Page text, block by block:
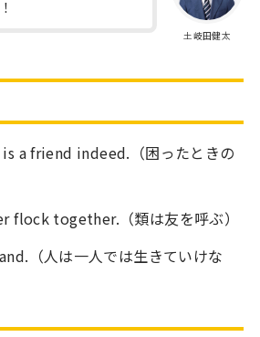
土岐田健太
a friend indeed.（困ったときの
flock together.（類は友を呼ぶ）
（人は一人では生きていけな